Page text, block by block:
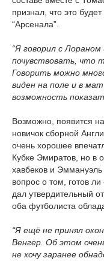
признал, что это
“Арсенала”.
“Я говорил с
почувствовать, что
Говорить можно
виден на поле и в
возможность
Возможно, появится
новичок сборной
очень хорошее
Кубке Эмиратов, но в
хавбеков и
вопрос о том, готов
дал утвердительный
оба футболиста
“Я ещё не принял
Венгер. Об этом
не хочу заранее